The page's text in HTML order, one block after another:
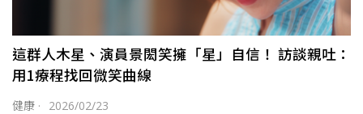
這群人木星、演員景閎笑擁「星」自信！ 訪談親吐：
用1療程找回微笑曲線
健康 · 2026/02/23